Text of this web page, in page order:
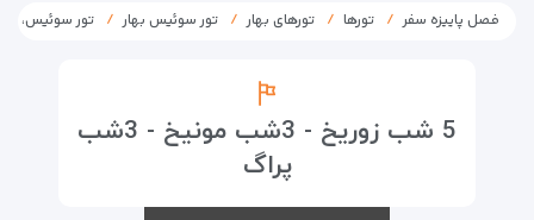
فصل پاییزه سفر تورها تورهای بهار تور سوئیس بهار تور سوئیس،
5 شب زوریخ - 3شب مونیخ - 3شب
پراگ